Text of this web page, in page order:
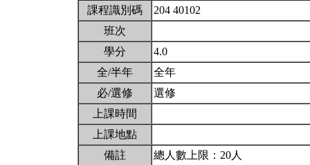
課程識別碼
204 40102
班次
學分
4.0
全/半年
全年
必/選修
選修
上課時間
上課地點
備註
總人數上限：20人